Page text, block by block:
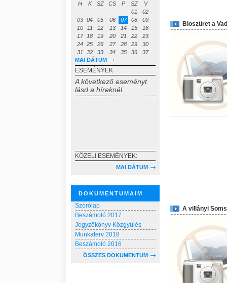
H
K SZ CS P SZ
V
01
02
03 04 05 06 07 08
09
10
11 12 13 14 15
16
17
18 19 20 21 22
23
24 25 26 27 28 29
30
31
32 33 34 35 36
37
MAI DÁTUM
ESEMÉNYEK
A következő eseményt
lásd a híreknél.
KÖZELI ESEMÉNYEK:
MAI DÁTUM
DOKUMENTUMAIM
Szórólap
Beszámoló 2017
Jegyzőkönyv Közgyűlés
Munkaterv 2018
Beszámoló 2016
ÖSSZES DOKUMENTUM
Bioszüret a
A villányi